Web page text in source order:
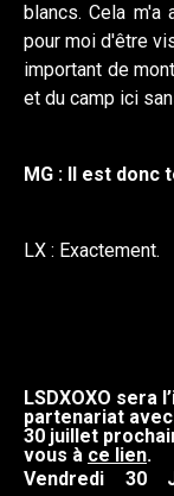
blancs. Cela
pour moi d'être
important de
et du camp ici
MG : Il est donc
LX : Exactement.
LSDXOXO sera
partenariat
30 juillet
vous à ce lien.
Vendredi 30